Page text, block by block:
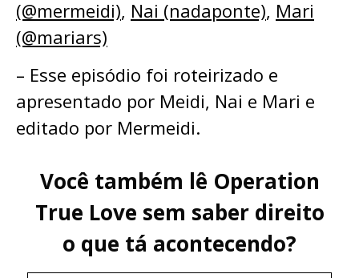
(@mermeidi)⁠⁠⁠⁠⁠, ⁠⁠⁠⁠⁠Nai (nadaponte)⁠⁠⁠⁠⁠, ⁠⁠⁠⁠⁠ Mari
(@mariars)⁠⁠⁠⁠⁠
– Esse episódio foi roteirizado e
apresentado por Meidi, Nai e Mari e
editado por Mermeidi.
Você também lê Operation
True Love sem saber direito
o que tá acontecendo?